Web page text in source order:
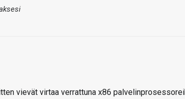
vievät virtaa verrattuna x86